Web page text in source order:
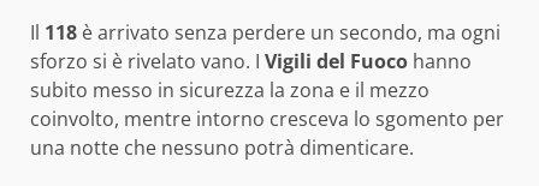
Il 118 è arrivato senza perdere un secondo, ma ogni
sforzo si è rivelato vano. I Vigili del Fuoco hanno
subito messo in sicurezza la zona e il mezzo
coinvolto, mentre intorno cresceva lo sgomento per
una notte che nessuno potrà dimenticare.